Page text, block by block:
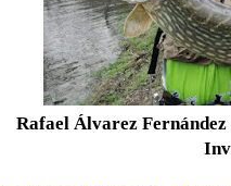
Rafael Álvarez